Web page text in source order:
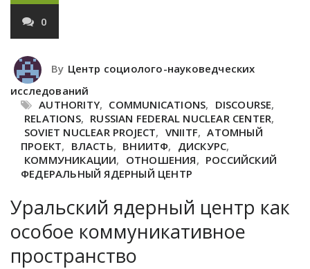
0
By Центр социолого-науковедческих
исследований
AUTHORITY, COMMUNICATIONS, DISCOURSE,
RELATIONS, RUSSIAN FEDERAL NUCLEAR CENTER,
SOVIET NUCLEAR PROJECT, VNIITF, АТОМНЫЙ
ПРОЕКТ, ВЛАСТЬ, ВНИИТФ, ДИСКУРС,
КОММУНИКАЦИИ, ОТНОШЕНИЯ, РОССИЙСКИЙ
ФЕДЕРАЛЬНЫЙ ЯДЕРНЫЙ ЦЕНТР
Уральский ядерный центр как
особое коммуникативное
пространство